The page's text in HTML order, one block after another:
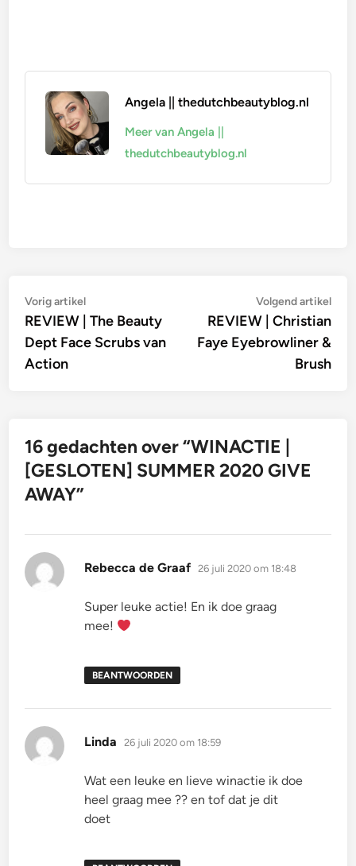
Angela || thedutchbeautyblog.nl
Meer van Angela ||
thedutchbeautyblog.nl
Bericht
navigatie
Vorig artikelVorig
artikel:
REVIEW | The Beauty
Dept Face Scrubs van
Action
Volgend artikel
REVIEW | Christian
Faye Eyebrowliner &
Brush
16 gedachten over “WINACTIE |
[GESLOTEN] SUMMER 2020 GIVE
AWAY”
Rebecca de Graaf schreef:
26 juli 2020 om 18:48
Super leuke actie! En ik doe graag
mee!
BEANTWOORDEN
Linda schreef:
26 juli 2020 om 18:59
Wat een leuke en lieve winactie ik doe
heel graag mee ?? en tof dat je dit
doet